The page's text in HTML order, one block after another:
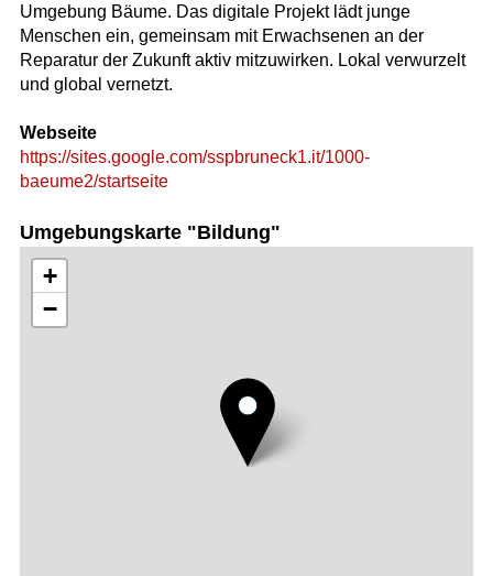
Umgebung Bäume. Das digitale Projekt lädt junge
Menschen ein, gemeinsam mit Erwachsenen an der
Reparatur der Zukunft aktiv mitzuwirken. Lokal verwurzelt
und global vernetzt.
Webseite
https://sites.google.com/sspbruneck1.it/1000-
baeume2/startseite
Umgebungskarte "Bildung"
+
−